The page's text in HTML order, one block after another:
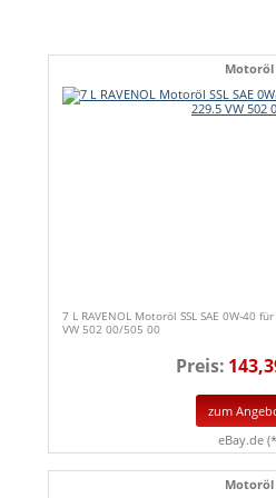
Motoröl
7 L RAVENOL Motoröl SSL SAE 0W-40
VW 502 00/505 00
Preis:
zum
eBay.de
Motoröl